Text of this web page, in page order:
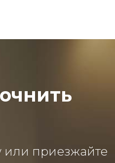
или приезжайте